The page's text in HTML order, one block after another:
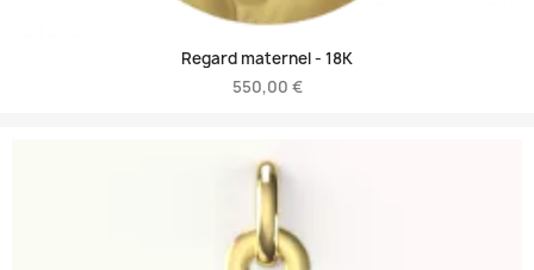
Regard maternel - 18K
550,00 €